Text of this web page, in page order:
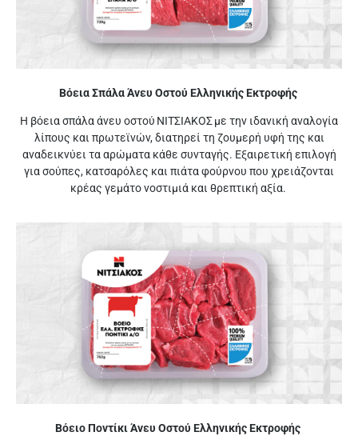
Βόεια Σπάλα Άνευ Οστού Ελληνικής Εκτροφής
Η βόεια σπάλα άνευ οστού ΝΙΤΣΙΑΚΟΣ με την ιδανική αναλογία
λίπους και πρωτεϊνών, διατηρεί τη ζουμερή υφή της και
αναδεικνύει τα αρώματα κάθε συνταγής. Εξαιρετική επιλογή
για σούπες, κατσαρόλες και πιάτα φούρνου που χρειάζονται
κρέας γεμάτο νοστιμιά και θρεπτική αξία.
Βόειο Ποντίκι Άνευ Οστού Ελληνικής Εκτροφής